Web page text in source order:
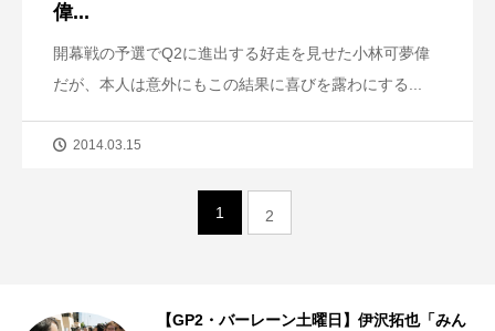
偉...
開幕戦の予選でQ2に進出する好走を見せた小林可夢偉
だが、本人は意外にもこの結果に喜びを露わにする...
2014.03.15
1 2
【GP2・バーレーン土曜日】伊沢拓也「みん